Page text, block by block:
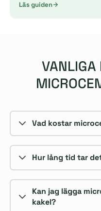
Läs guiden
VANLIGA
Vad kostar
Hur lång tid tar
Kan jag lägga
kakel?